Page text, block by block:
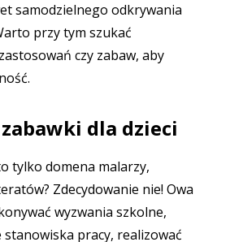
samodzielnego odkrywania
przy tym szukać
czy zabaw, aby
dla dzieci
tylko domena malarzy,
Zdecydowanie nie! Owa
wyzwania szkolne,
pracy, realizować